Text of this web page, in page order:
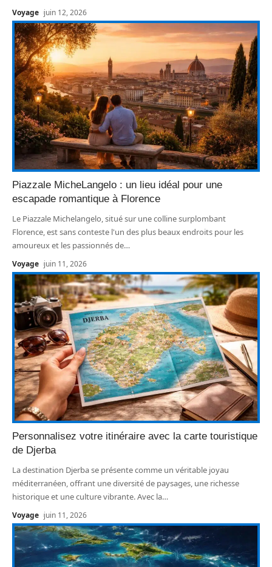
Voyage juin 12, 2026
Piazzale MicheLangelo : un lieu idéal pour une
escapade romantique à Florence
Le Piazzale Michelangelo, situé sur une colline surplombant
Florence, est sans conteste l'un des plus beaux endroits pour les
amoureux et les passionnés de…
Voyage juin 11, 2026
Personnalisez votre itinéraire avec la carte touristique
de Djerba
La destination Djerba se présente comme un véritable joyau
méditerranéen, offrant une diversité de paysages, une richesse
historique et une culture vibrante. Avec la…
Voyage juin 11, 2026